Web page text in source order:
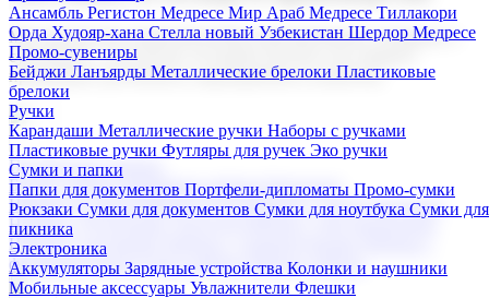
Ансамбль Регистон Медресе Мир Араб Медресе Тиллакори
Орда Худояр-хана Стелла новый Узбекистан Шердор Медресе
Промо-сувениры
Бейджи Ланъярды Металлические брелоки Пластиковые
брелоки
Ручки
Карандаши Металлические ручки Наборы с ручками
Пластиковые ручки Футляры для ручек Эко ручки
Сумки и папки
Папки для документов Портфели-дипломаты Промо-сумки
Рюкзаки Сумки для документов Сумки для ноутбука Сумки для
пикника
Электроника
Аккумуляторы Зарядные устройства Колонки и наушники
Мобильные аксессуары Увлажнители Флешки
Мы предлагаем широкий выбор корпоративных подарков и
сувениров с логотипом. В нашем каталоге вы найдете
продукцию для бизнеса, мероприятия и клиентов.
Подарочные наборы
Бизнес наборыКофейные наборы Кошельки
Наборы из кожиНаборы ручекНаборы с аккумуляторами
Наборы с бутылками для воды
Наборы с ежедневниками
Наборы с кружками
флешкамиНовогодние наборыЧайные наборы